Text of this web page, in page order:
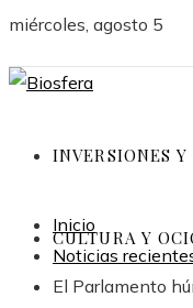
miércoles, agosto 5
INVERSIONES Y
CULTURA Y
Inicio
Noticias
El Parlamento